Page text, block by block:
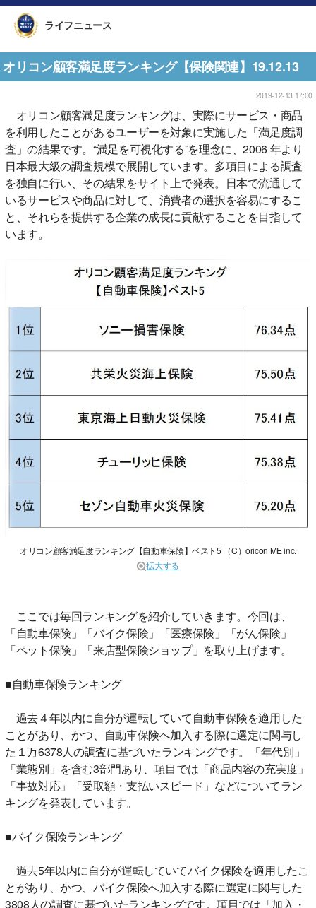
ライフニュース
オリコン顧客満足度ランキング【保険関連】19.12.13
2019-12-13 17:00
オリコン顧客満足度ランキングは、実際にサービス・商品
を利用したことがあるユーザーを対象に実施した「満足度調
査」の結果です。“満足を可視化する”を理念に、2006 年より
日本最大級の調査規模で展開しています。多項目による調査
を独自に行い、その結果をサイト上で発表。日本で流通して
いるサービスや商品に対して、消費者の選択を容易にするこ
と、それらを提供する企業の成長に貢献することを目指して
います。
オリコン顧客満足度ランキング【自動車保険】ベスト5 （C）oricon ME inc.
拡大する
ここでは毎回ランキングを紹介していきます。今回は、
「自動車保険」「バイク保険」「医療保険」「がん保険」
「ペット保険」「来店型保険ショップ」を取り上げます。
■自動車保険ランキング
過去４年以内に自分が運転していて自動車保険を適用した
ことがあり、かつ、自動車保険へ加入する際に選定に関与し
た１万6378人の調査に基づいたランキングです。「年代別」
「業態別」を含む3部門あり、項目では「商品内容の充実度」
「事故対応」「受取額・支払いスピード」などについてラン
キングを発表しています。
■バイク保険ランキング
過去5年以内に自分が運転していてバイク保険を適用したこ
とがあり、かつ、バイク保険へ加入する際に選定に関与した
3808人の調査に基づいたランキングです。項目では「加入・